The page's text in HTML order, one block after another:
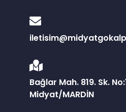
Bağlar Mah. 819. Sk.
Midyat/MARDİN